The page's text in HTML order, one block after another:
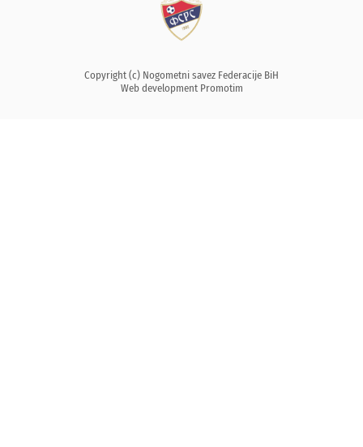
Copyright (c) Nogometni savez Federacije BiH
Web development Promotim